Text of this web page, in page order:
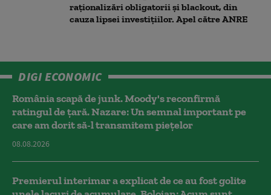
raționalizări obligatorii și blackout, din
cauza lipsei investițiilor. Apel către ANRE
DIGI ECONOMIC
România scapă de junk. Moody's reconfirmă
ratingul de țară. Nazare: Un semnal important pe
care am dorit să-l transmitem piețelor
08.08.2026
Premierul interimar a explicat de ce au fost golite